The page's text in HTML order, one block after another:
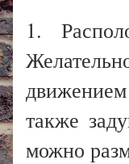
1.
также
можно